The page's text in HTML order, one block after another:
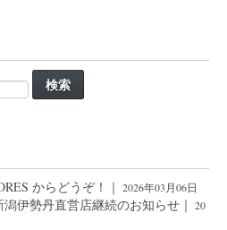
からどうぞ！｜ 2026年03月06日
伊勢丹直営店継続のお知らせ｜ 20